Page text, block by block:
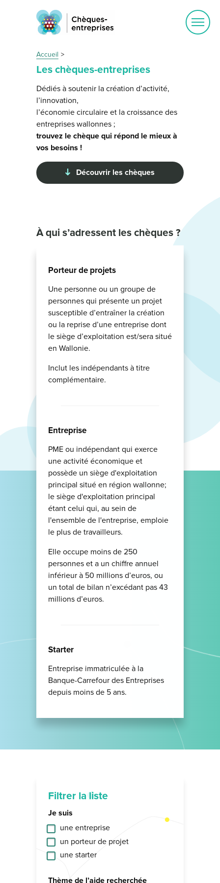
Accueil
Les chèques-entreprises
Dédiés à soutenir la création d’activité,
l’innovation,
l’économie circulaire et la croissance des
entreprises wallonnes ;
trouvez le chèque qui répond le mieux à
vos besoins !
Découvrir les chèques
À qui s’adressent les chèques ?
Porteur de projets
Une personne ou un groupe de
personnes qui présente un projet
susceptible d’entraîner la création
ou la reprise d’une entreprise dont
le siège d’exploitation est/sera situé
en Wallonie.
Inclut les indépendants à titre
complémentaire.
Entreprise
PME ou indépendant qui exerce
une activité économique et
possède un siège d'exploitation
principal situé en région wallonne;
le siège d'exploitation principal
étant celui qui, au sein de
l'ensemble de l'entreprise, emploie
le plus de travailleurs.
Elle occupe moins de 250
personnes et a un chiffre annuel
inférieur à 50 millions d’euros, ou
un total de bilan n’excédant pas 43
millions d’euros.
Starter
Entreprise immatriculée à la
Banque-Carrefour des Entreprises
depuis moins de 5 ans.
Filtrer la liste
Je suis
une entreprise
un porteur de projet
une starter
Thème de l’aide recherchée
Ouvrir
le